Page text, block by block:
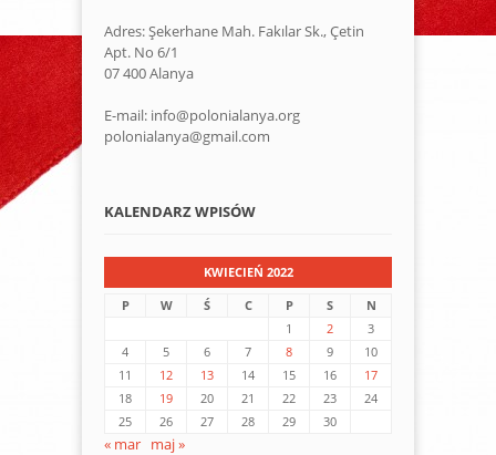
Adres: Şekerhane Mah. Fakılar Sk., Çetin
Apt. No 6/1
07 400 Alanya
E-mail: info@polonialanya.org
polonialanya@gmail.com
KALENDARZ WPISÓW
KWIECIEŃ 2022
P
W Ś C P S
N
1
2
3
4
5 6 7 8 9
10
11
12 13 14 15 16
17
18
19 20 21 22 23
24
25
26 27 28 29 30
« mar maj »